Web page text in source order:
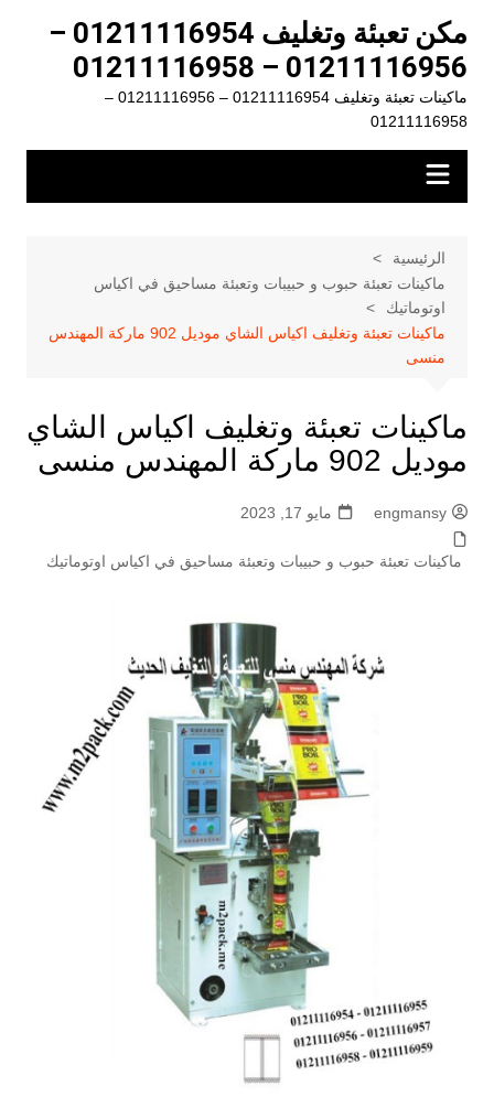
المحتوى
مكن تعبئة وتغليف 01211116954 –
01211116956 – 01211116958
ماكينات تعبئة وتغليف 01211116954 – 01211116956 –
01211116958
الرئيسية
ماكينات تعبئة حبوب و حبيبات وتعبئة مساحيق في اكياس
اوتوماتيك
ماكينات تعبئة وتغليف اكياس الشاي موديل 902 ماركة المهندس
منسى
ماكينات تعبئة وتغليف اكياس الشاي
موديل 902 ماركة المهندس منسى
engmansy مايو 17, 2023
ماكينات تعبئة حبوب و حبيبات وتعبئة مساحيق في اكياس اوتوماتيك